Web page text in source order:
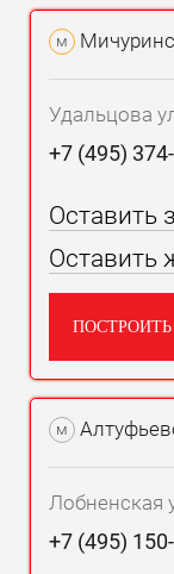
м
Удальцова
+7 (495)
Оставить
Оставить
м
Лобненская
+7 (495)